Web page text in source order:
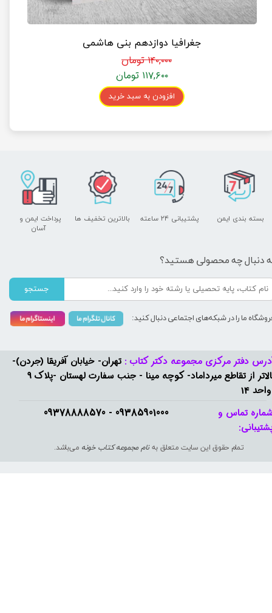
جغرافیا دوازدهم بنی هاشمی
۱۴۰,۰۰۰ تومان
۱۱۷,۶۰۰ تومان
افزودن به سبد خرید
09385901000 - 09378888570​​​​​​​
دفتر مرکزی مجموعه دکتر کتاب : تهران- خیابان آفریقا (جردن)-
بالاتر از تقاطع میرداماد- کوچه مینا - جنب سفارت لهستان -پلاک 9
14
تمام حقوق این سایت متعلق بهنام مجموعه کتاب خونه می‌باشد.
تماس و
پشتیبانی ۲۴ ساعته
پرداخت ایمن و ​​​​​​​
آسان
بسته بندی ایمن بالاترین تخفیف ها
دنبال چه محصولی هستید؟
جستجو
ما را در شبکه‌های اجتماعی دنبال کنید: